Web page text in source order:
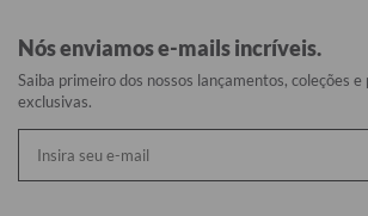
Nós enviamos e-mails incríveis.
Saiba primeiro dos nossos lançamentos, coleções e
exclusivas.